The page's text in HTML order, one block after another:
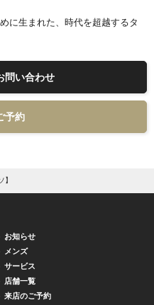
に生まれた、時代を超越するタ
問い合わせ
予約
】
お知らせ
メンズ
サービス
店舗一覧
来店のご予約